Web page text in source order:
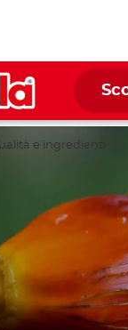
e ingredienti